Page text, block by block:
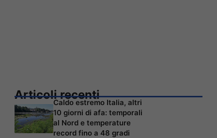
Articoli recenti
Caldo estremo Italia, altri
10 giorni di afa: temporali
al Nord e temperature
record fino a 48 gradi